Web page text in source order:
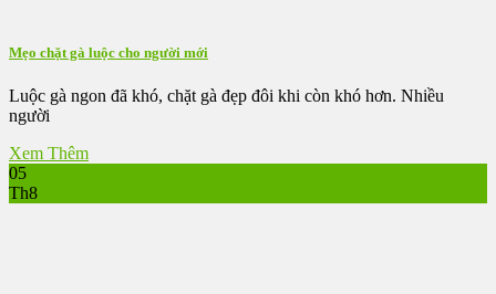
Mẹo chặt gà luộc cho người mới
Luộc gà ngon đã khó, chặt gà đẹp đôi khi còn khó hơn. Nhiều
người
Xem Thêm
05
Th8